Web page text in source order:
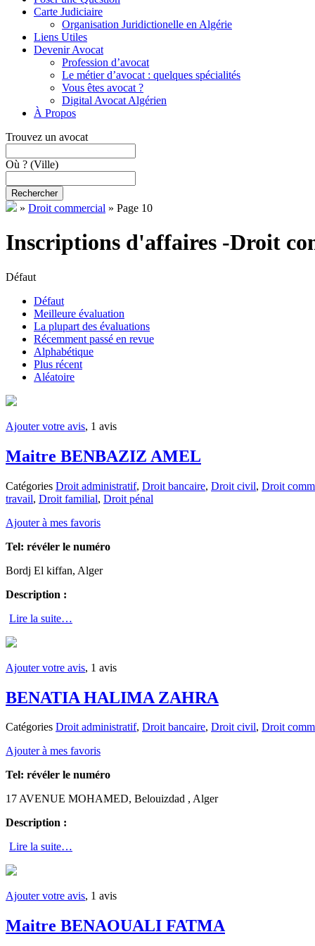
Carte Judiciaire
Organisation Juridictionelle en Algérie
Liens Utiles
Devenir Avocat
Profession d’avocat
Le métier d’avocat : quelques spécialités
Vous êtes avocat ?
Digital Avocat Algérien
À Propos
Trouvez un avocat
Où ? (Ville)
Rechercher
» Droit commercial » Page 10
Inscriptions d'affaires -Droit
Défaut
Défaut
Meilleure évaluation
La plupart des évaluations
Récemment passé en revue
Alphabétique
Plus récent
Aléatoire
Ajouter votre avis, 1 avis
Maitre BENBAZIZ AMEL
Catégories Droit administratif, Droit bancaire, Droit civil, Droit
travail, Droit familial, Droit pénal
Ajouter à mes favoris
Tel: révéler le numéro
Bordj El kiffan, Alger
Description :
Lire la suite…
Ajouter votre avis, 1 avis
BENATIA HALIMA ZAHRA
Catégories Droit administratif, Droit bancaire, Droit civil, Droit
Ajouter à mes favoris
Tel: révéler le numéro
17 AVENUE MOHAMED, Belouizdad , Alger
Description :
Lire la suite…
Ajouter votre avis, 1 avis
Maitre BENAOUALI FATMA